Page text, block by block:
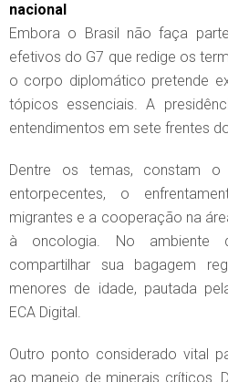
nacional
Embora o Brasil não faça
efetivos do G7 que redige os
o corpo diplomático pretende
tópicos essenciais. A
entendimentos em sete frentes
Dentre os temas, constam
entorpecentes, o
migrantes e a cooperação na
à oncologia. No ambiente
compartilhar sua bagagem
menores de idade, pautada
ECA Digital.
Outro ponto considerado vital
ao manejo de minerais críticos.